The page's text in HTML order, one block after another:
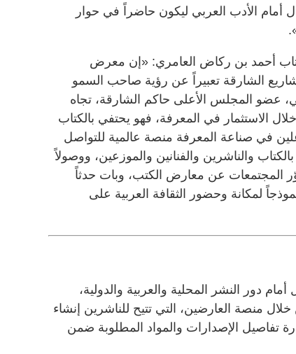
أمام الأدب العربي ليكون حاضراً في حوار
أحمد بن ركاض العامري: «إن معرض
الشارقة تعبيراً عن رؤية صاحب السمو
عضو المجلس الأعلى حاكم الشارقة، تجاه
الاستثمار في المعرفة، فهو يحتفي بالكتاب
في صناعة المعرفة منصة عالمية للتواصل
والناشرين والفنانين والموزعين، ووصولاً
المجتمعات عن معارض الكتب، وبات حدثاً
لمكانة وحضور الثقافة العربية على
دور النشر المحلية والعربية والدولية،
منصة العارضين، التي تتيح للناشرين إنشاء
تفاصيل الإصدارات والمواد المطلوبة ضمن